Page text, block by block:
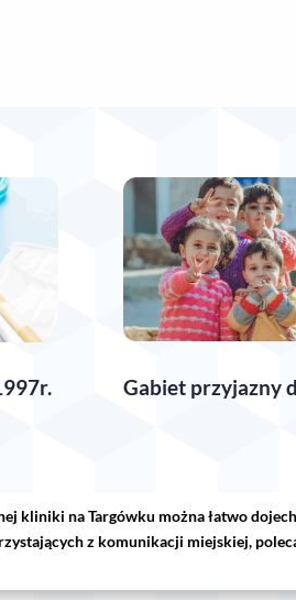
Gabiet przyjazny
kliniki na Targówku można łatwo
z komunikacji miejskiej,